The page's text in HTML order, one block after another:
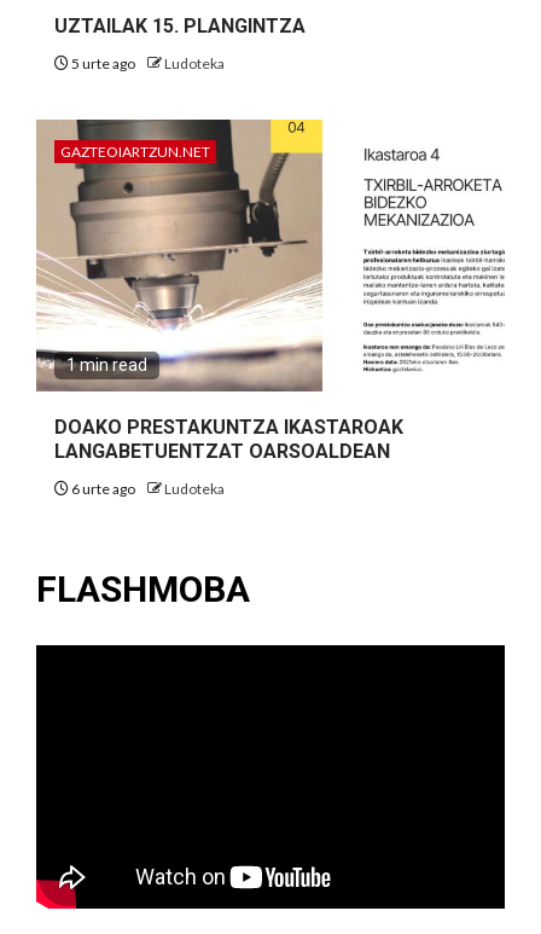
UZTAILAK 15. PLANGINTZA
5 urte ago Ludoteka
GAZTEOIARTZUN.NET
1 min read
DOAKO PRESTAKUNTZA IKASTAROAK
LANGABETUENTZAT OARSOALDEAN
6 urte ago Ludoteka
FLASHMOBA